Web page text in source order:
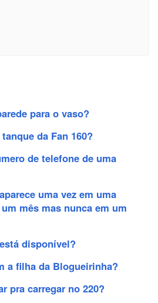
para o vaso?
da Fan 160?
de telefone de uma
uma vez em uma
mês mas nunca em um
disponível?
a filha da Blogueirinha?
pra carregar no 220?